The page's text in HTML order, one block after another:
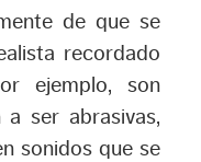
de que se
recordado
ejemplo, son
a ser abrasivas,
sonidos que se